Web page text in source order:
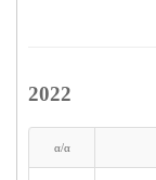
2022
α/α